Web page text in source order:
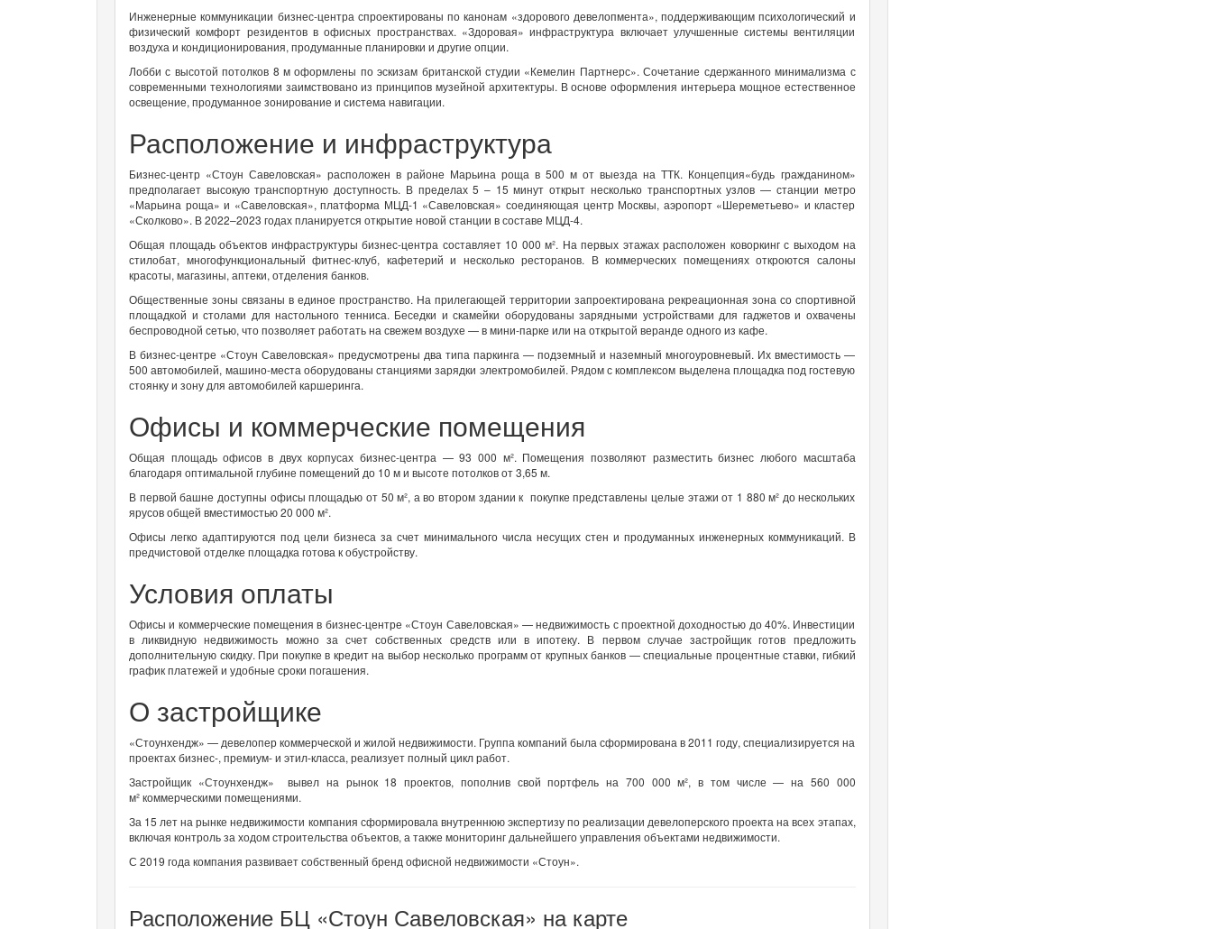
Инженерные коммуникации бизнес-центра спроектированы по канонам «здорового девелопмента», поддерживающим психологический и
физический комфорт резидентов в офисных пространствах. «Здоровая» инфраструктура включает улучшенные системы вентиляции
воздуха и кондиционирования, продуманные планировки и другие опции.
Лобби с высотой потолков 8 м оформлены по эскизам британской студии «Кемелин Партнерс». Сочетание сдержанного минимализма с
современными технологиями заимствовано из принципов музейной архитектуры. В основе оформления интерьера мощное естественное
освещение, продуманное зонирование и система навигации.
Расположение и инфраструктура
Бизнес-центр «Стоун Савеловская» расположен в районе Марьина роща в 500 м от выезда на ТТК. Концепция«будь гражданином»
предполагает высокую транспортную доступность. В пределах 5 – 15 минут открыт несколько транспортных узлов — станции метро
«Марьина роща» и «Савеловская», платформа МЦД-1 «Савеловская» соединяющая центр Москвы, аэропорт «Шереметьево» и кластер
«Сколково». В 2022–2023 годах планируется открытие новой станции в составе МЦД-4.
Общая площадь объектов инфраструктуры бизнес-центра составляет 10 000 м². На первых этажах расположен коворкинг с выходом на
стилобат, многофункциональный фитнес-клуб, кафетерий и несколько ресторанов. В коммерческих помещениях откроются салоны
красоты, магазины, аптеки, отделения банков.
Общественные зоны связаны в единое пространство. На прилегающей территории запроектирована рекреационная зона со спортивной
площадкой и столами для настольного тенниса. Беседки и скамейки оборудованы зарядными устройствами для гаджетов и охвачены
беспроводной сетью, что позволяет работать на свежем воздухе — в мини-парке или на открытой веранде одного из кафе.
В бизнес-центре «Стоун Савеловская» предусмотрены два типа паркинга — подземный и наземный многоуровневый. Их вместимость —
500 автомобилей, машино-места оборудованы станциями зарядки электромобилей. Рядом с комплексом выделена площадка под гостевую
стоянку и зону для автомобилей каршеринга.
Офисы и коммерческие помещения
Общая площадь офисов в двух корпусах бизнес-центра — 93 000 м². Помещения позволяют разместить бизнес любого масштаба
благодаря оптимальной глубине помещений до 10 м и высоте потолков от 3,65 м.
В первой башне доступны офисы площадью от 50 м², а во втором здании к покупке представлены целые этажи от 1 880 м² до нескольких
ярусов общей вместимостью 20 000 м².
Офисы легко адаптируются под цели бизнеса за счет минимального числа несущих стен и продуманных инженерных коммуникаций. В
предчистовой отделке площадка готова к обустройству.
Условия оплаты
Офисы и коммерческие помещения в бизнес-центре «Стоун Савеловская» — недвижимость с проектной доходностью до 40%. Инвестиции
в ликвидную недвижимость можно за счет собственных средств или в ипотеку. В первом случае застройщик готов предложить
дополнительную скидку. При покупке в кредит на выбор несколько программ от крупных банков — специальные процентные ставки, гибкий
график платежей и удобные сроки погашения.
О застройщике
«Стоунхендж» — девелопер коммерческой и жилой недвижимости. Группа компаний была сформирована в 2011 году, специализируется на
проектах бизнес-, премиум- и этил-класса, реализует полный цикл работ.
Застройщик «Стоунхендж» вывел на рынок 18 проектов, пополнив свой портфель на 700 000 м², в том числе — на 560 000
м² коммерческими помещениями.
За 15 лет на рынке недвижимости компания сформировала внутреннюю экспертизу по реализации девелоперского проекта на всех этапах,
включая контроль за ходом строительства объектов, а также мониторинг дальнейшего управления объектами недвижимости.
С 2019 года компания развивает собственный бренд офисной недвижимости «Стоун».
Расположение БЦ «Стоун Савеловская» на карте